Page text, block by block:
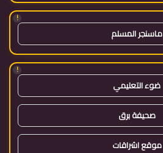
!
ماسنجر المسلم
!
ضوء التعليمي
صحيفة برق
موقع اشراقات